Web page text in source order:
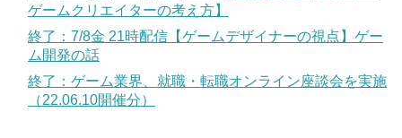
ゲームクリエイターの考え方】
終了：7/8金 21時配信【ゲームデザイナーの視点】ゲー
ム開発の話
終了：ゲーム業界、就職・転職オンライン座談会を実施
（22.06.10開催分）